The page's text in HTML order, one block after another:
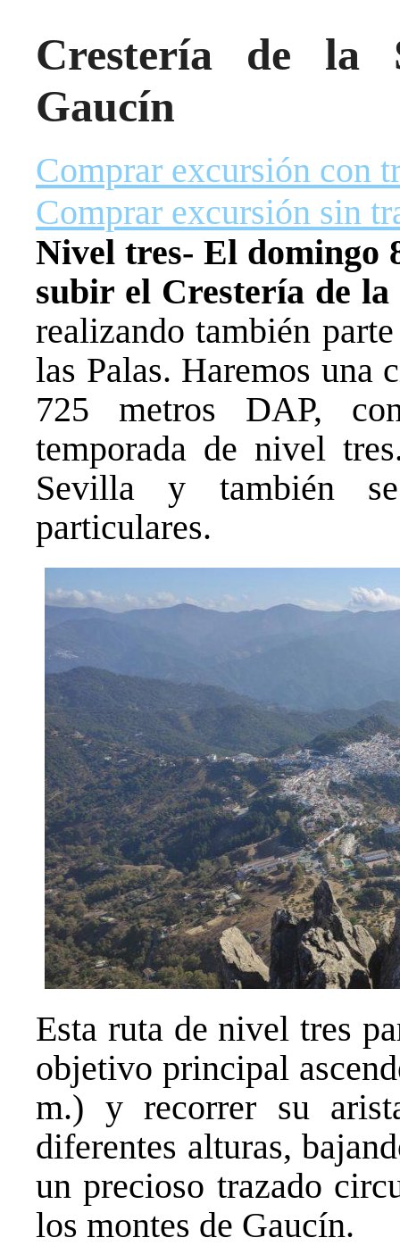
Crestería de la
Gaucín
Comprar excursión con
Comprar excursión sin
Nivel tres- El domingo
subir el Crestería de
realizando también
las Palas. Haremos
725 metros DAP,
temporada de nivel
Sevilla y también
particulares.
Esta ruta de nivel tres
objetivo principal
m.) y recorrer su
diferentes alturas,
un precioso trazado
los montes de Gaucín.